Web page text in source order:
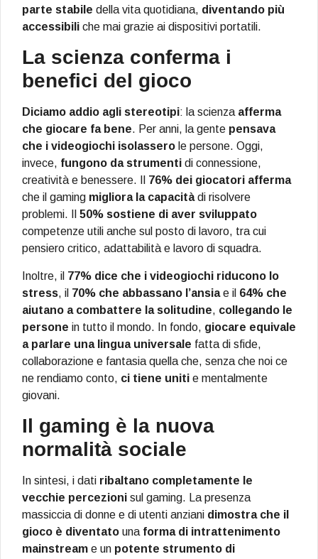
parte stabile della vita quotidiana, diventando più
accessibili che mai grazie ai dispositivi portatili.
La scienza conferma i
benefici del gioco
Diciamo addio agli stereotipi: la scienza afferma
che giocare fa bene. Per anni, la gente pensava
che i videogiochi isolassero le persone. Oggi,
invece, fungono da strumenti di connessione,
creatività e benessere. Il 76% dei giocatori afferma
che il gaming migliora la capacitàdi risolvere
problemi. Il 50% sostiene di aver sviluppato
competenze utili anche sul posto di lavoro, tra cui
pensiero critico, adattabilità e lavoro di squadra.
Inoltre, il 77% dice che i videogiochi riducono lo
stress, il 70% che abbassano l’ansiae il 64% che
aiutano a combattere la solitudine, collegando le
persone in tutto il mondo. In fondo, giocare equivale
a parlare una lingua universale fatta di sfide,
collaborazione e fantasia quella che, senza che noi ce
ne rendiamo conto, ci tiene uniti e mentalmente
giovani.
Il gaming è la nuova
normalità sociale
In sintesi, i dati ribaltano completamente le
vecchie percezioni sul gaming. La presenza
massiccia di donne e di utenti anziani dimostra che il
gioco è diventato una forma di intrattenimento
mainstream e un potente strumento di